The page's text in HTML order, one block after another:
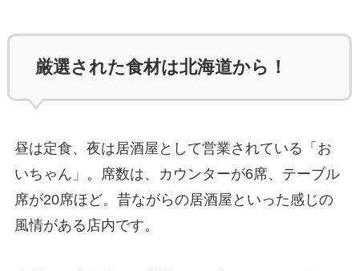
厳選された食材は北海道から！
昼は定食、夜は居酒屋として営業されている「お
いちゃん」。席数は、カウンターが6席、テーブル
席が20席ほど。昔ながらの居酒屋といった感じの
風情がある店内です。